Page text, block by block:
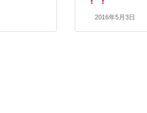
2016年5月3日